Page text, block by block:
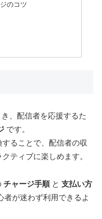
のコツ
、配信者を応援するた
です。
ることで、配信者の収
ティブに楽しめます。
チャージ手順と支払い方
が迷わず利用できるよ